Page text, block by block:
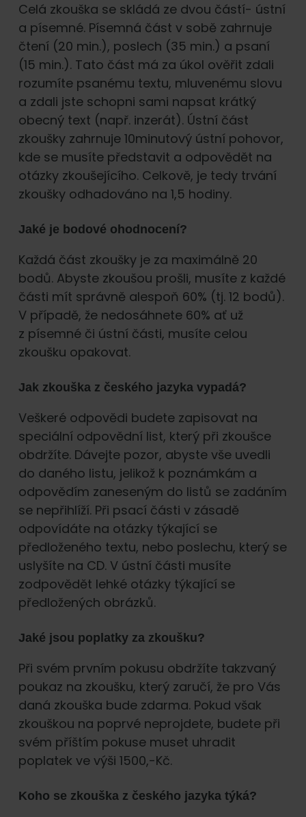
Celá zkouška se skládá ze dvou částí- ústní
a písemné. Písemná část v sobě zahrnuje
čtení (20 min.), poslech (35 min.) a psaní
(15 min.). Tato část má za úkol ověřit zdali
rozumíte psanému textu, mluvenému slovu
a zdali jste schopni sami napsat krátký
obecný text (např. inzerát). Ústní část
zkoušky zahrnuje 10minutový ústní pohovor,
kde se musíte představit a odpovědět na
otázky zkoušejícího. Celkově, je tedy trvání
zkoušky odhadováno na 1,5 hodiny.
Jaké je bodové ohodnocení?
Každá část zkoušky je za maximálně 20
bodů. Abyste zkoušou prošli, musíte z každé
části mít správně alespoň 60% (tj. 12 bodů).
V případě, že nedosáhnete 60% ať už
z písemné či ústní části, musíte celou
zkoušku opakovat.
Jak zkouška z českého jazyka vypadá?
Veškeré odpovědi budete zapisovat na
speciální odpovědní list, který při zkoušce
obdržíte. Dávejte pozor, abyste vše uvedli
do daného listu, jelikož k poznámkám a
odpovědím zaneseným do listů se zadáním
se nepřihlíží. Při psací části v zásadě
odpovídáte na otázky týkající se
předloženého textu, nebo poslechu, který se
uslyšíte na CD. V ústní části musíte
zodpovědět lehké otázky týkající se
předložených obrázků.
Jaké jsou poplatky za zkoušku?
Při svém prvním pokusu obdržíte takzvaný
poukaz na zkoušku, který zaručí, že pro Vás
daná zkouška bude zdarma. Pokud však
zkouškou na poprvé neprojdete, budete při
svém příštím pokuse muset uhradit
poplatek ve výši 1500,-Kč.
Koho se zkouška z českého jazyka týká?